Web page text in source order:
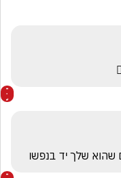
שהוא שלך יד בנפשו